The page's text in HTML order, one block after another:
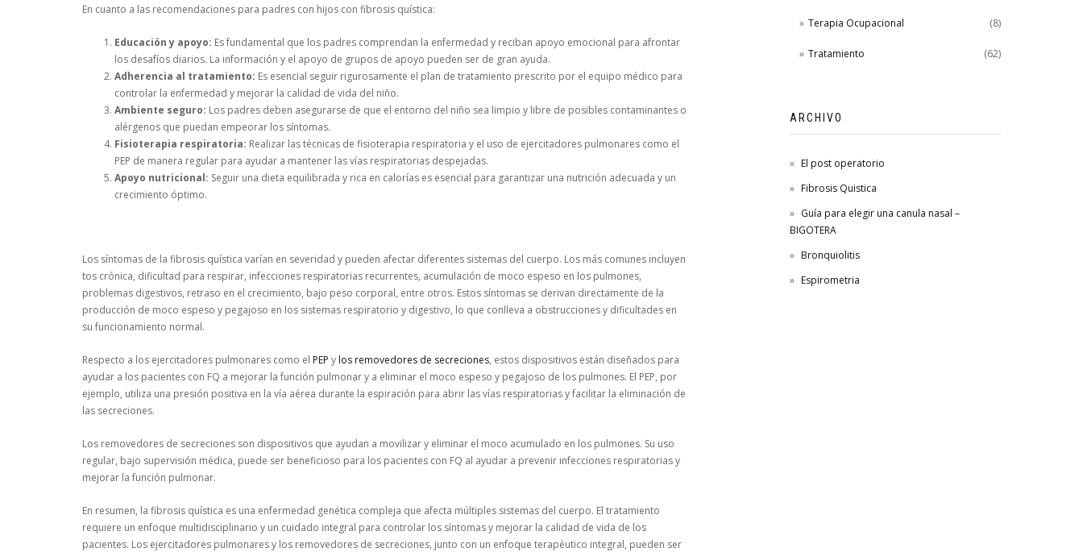
En cuanto a las recomendaciones para padres con hijos con fibrosis quística:
Educación y apoyo: Es fundamental que los padres comprendan la enfermedad y reciban apoyo emocional para afrontar
los desafíos diarios. La información y el apoyo de grupos de apoyo pueden ser de gran ayuda.
Adherencia al tratamiento: Es esencial seguir rigurosamente el plan de tratamiento prescrito por el equipo médico para
controlar la enfermedad y mejorar la calidad de vida del niño.
Ambiente seguro: Los padres deben asegurarse de que el entorno del niño sea limpio y libre de posibles contaminantes o
alérgenos que puedan empeorar los síntomas.
Fisioterapia respiratoria: Realizar las técnicas de fisioterapia respiratoria y el uso de ejercitadores pulmonares como el
PEP de manera regular para ayudar a mantener las vías respiratorias despejadas.
Apoyo nutricional: Seguir una dieta equilibrada y rica en calorías es esencial para garantizar una nutrición adecuada y un
crecimiento óptimo.
Los síntomas de la fibrosis quística varían en severidad y pueden afectar diferentes sistemas del cuerpo. Los más comunes incluyen
tos crónica, dificultad para respirar, infecciones respiratorias recurrentes, acumulación de moco espeso en los pulmones,
problemas digestivos, retraso en el crecimiento, bajo peso corporal, entre otros. Estos síntomas se derivan directamente de la
producción de moco espeso y pegajoso en los sistemas respiratorio y digestivo, lo que conlleva a obstrucciones y dificultades en
su funcionamiento normal.
Respecto a los ejercitadores pulmonares como el PEP y los removedores de secreciones, estos dispositivos están diseñados para
ayudar a los pacientes con FQ a mejorar la función pulmonar y a eliminar el moco espeso y pegajoso de los pulmones. El PEP, por
ejemplo, utiliza una presión positiva en la vía aérea durante la espiración para abrir las vías respiratorias y facilitar la eliminación de
las secreciones.
Los removedores de secreciones son dispositivos que ayudan a movilizar y eliminar el moco acumulado en los pulmones. Su uso
regular, bajo supervisión médica, puede ser beneficioso para los pacientes con FQ al ayudar a prevenir infecciones respiratorias y
mejorar la función pulmonar.
En resumen, la fibrosis quística es una enfermedad genética compleja que afecta múltiples sistemas del cuerpo. El tratamiento
requiere un enfoque multidisciplinario y un cuidado integral para controlar los síntomas y mejorar la calidad de vida de los
pacientes. Los ejercitadores pulmonares y los removedores de secreciones, junto con un enfoque terapéutico integral, pueden ser
Terapia Ocupacional (8)
Tratamiento (62)
ARCHIVO
El post operatorio
Fibrosis Quistica
Guía para elegir una canula nasal –
BIGOTERA
Bronquiolitis
Espirometria